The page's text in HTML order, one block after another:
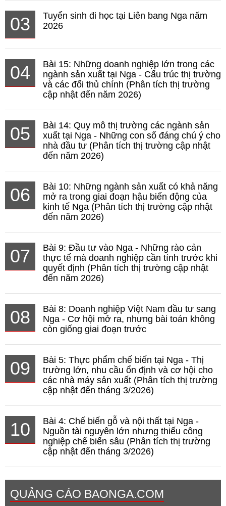
03
Tuyển sinh đi học tại Liên bang Nga năm
2026
04
Bài 15: Những doanh nghiệp lớn trong các
ngành sản xuất tại Nga - Cấu trúc thị trường
và các đối thủ chính (Phân tích thị trường
cập nhật đến năm 2026)
05
Bài 14: Quy mô thị trường các ngành sản
xuất tại Nga - Những con số đáng chú ý cho
nhà đầu tư (Phân tích thị trường cập nhật
đến năm 2026)
06
Bài 10: Những ngành sản xuất có khả năng
mở ra trong giai đoạn hậu biến động của
kinh tế Nga (Phân tích thị trường cập nhật
đến năm 2026)
07
Bài 9: Đầu tư vào Nga - Những rào cản
thực tế mà doanh nghiệp cần tính trước khi
quyết định (Phân tích thị trường cập nhật
đến năm 2026)
08
Bài 8: Doanh nghiệp Việt Nam đầu tư sang
Nga - Cơ hội mở ra, nhưng bài toán không
còn giống giai đoạn trước
09
Bài 5: Thực phẩm chế biến tại Nga - Thị
trường lớn, nhu cầu ổn định và cơ hội cho
các nhà máy sản xuất (Phân tích thị trường
cập nhật đến tháng 3/2026)
10
Bài 4: Chế biến gỗ và nội thất tại Nga -
Nguồn tài nguyên lớn nhưng thiếu công
nghiệp chế biến sâu (Phân tích thị trường
cập nhật đến tháng 3/2026)
QUẢNG CÁO BAONGA.COM